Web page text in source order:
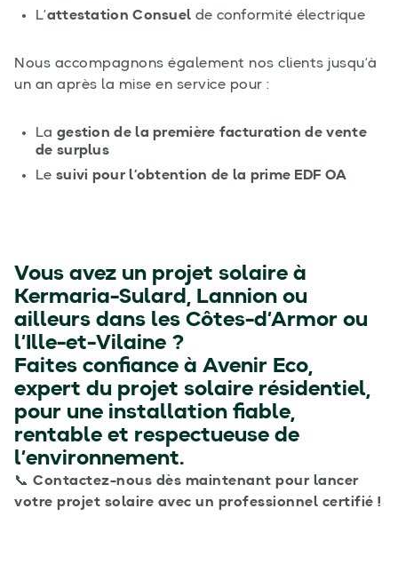
L’attestation Consuel de conformité électrique
Nous accompagnons également nos clients jusqu’à
un an après la mise en service pour :
La gestion de la première facturation de vente
de surplus
Le suivi pour l’obtention de la prime EDF OA
Vous avez un projet solaire à
Kermaria-Sulard, Lannion ou
ailleurs dans les Côtes-d’Armor ou
l’Ille-et-Vilaine ?
Faites confiance à Avenir Eco,
expert du projet solaire résidentiel,
pour une installation fiable,
rentable et respectueuse de
l’environnement.
📞 Contactez-nous dès maintenant pour lancer
votre projet solaire avec un professionnel certifié !